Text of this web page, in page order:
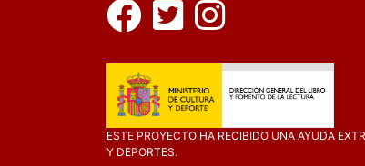
ESTE PROYECTO HA RECIBIDO UNA AYUDA
Y DEPORTES.